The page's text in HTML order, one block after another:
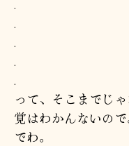
.
.
.
.
って、そこまでじ
覚はわかんないので
でわ。